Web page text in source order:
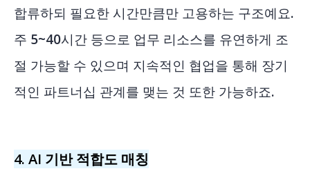
합류하되 필요한 시간만큼만 고용하는 구조예요.
주 5~40시간 등으로 업무 리소스를 유연하게 조
절 가능할 수 있으며 지속적인 협업을 통해 장기
적인 파트너십 관계를 맺는 것 또한 가능하죠.
4. AI 기반 적합도 매칭